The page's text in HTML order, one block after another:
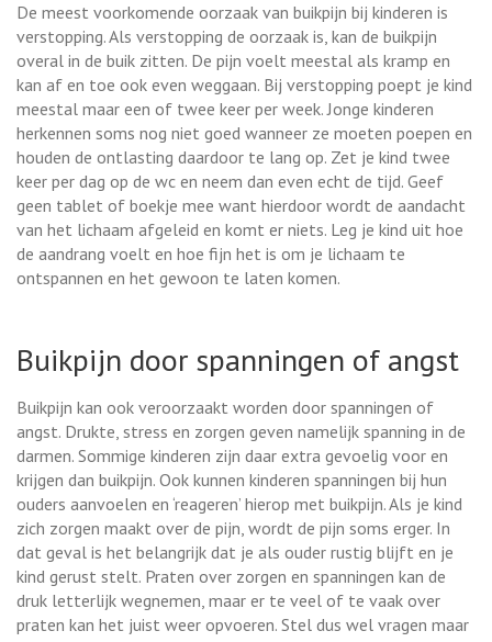
De meest voorkomende oorzaak van buikpijn bij kinderen is
verstopping. Als verstopping de oorzaak is, kan de buikpijn
overal in de buik zitten. De pijn voelt meestal als kramp en
kan af en toe ook even weggaan. Bij verstopping poept je kind
meestal maar een of twee keer per week. Jonge kinderen
herkennen soms nog niet goed wanneer ze moeten poepen en
houden de ontlasting daardoor te lang op. Zet je kind twee
keer per dag op de wc en neem dan even echt de tijd. Geef
geen tablet of boekje mee want hierdoor wordt de aandacht
van het lichaam afgeleid en komt er niets. Leg je kind uit hoe
de aandrang voelt en hoe fijn het is om je lichaam te
ontspannen en het gewoon te laten komen.
Buikpijn door spanningen of angst
Buikpijn kan ook veroorzaakt worden door spanningen of
angst. Drukte, stress en zorgen geven namelijk spanning in de
darmen. Sommige kinderen zijn daar extra gevoelig voor en
krijgen dan buikpijn. Ook kunnen kinderen spanningen bij hun
ouders aanvoelen en ‘reageren’ hierop met buikpijn. Als je kind
zich zorgen maakt over de pijn, wordt de pijn soms erger. In
dat geval is het belangrijk dat je als ouder rustig blijft en je
kind gerust stelt. Praten over zorgen en spanningen kan de
druk letterlijk wegnemen, maar er te veel of te vaak over
praten kan het juist weer opvoeren. Stel dus wel vragen maar